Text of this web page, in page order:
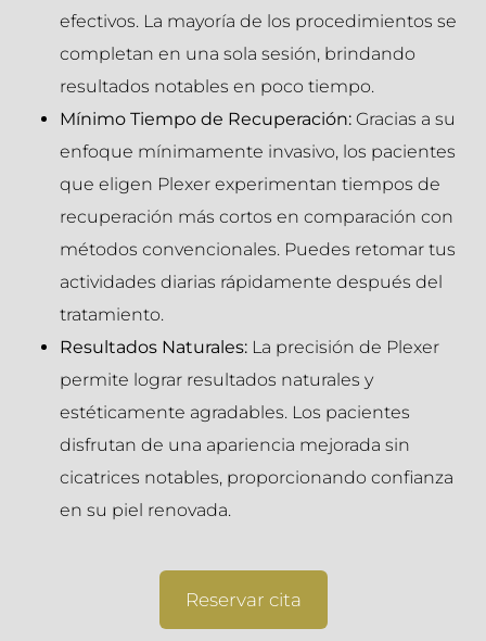
efectivos. La mayoría de los procedimientos se
completan en una sola sesión, brindando
resultados notables en poco tiempo.
Mínimo Tiempo de Recuperación: Gracias a su
enfoque mínimamente invasivo, los pacientes
que eligen Plexer experimentan tiempos de
recuperación más cortos en comparación con
métodos convencionales. Puedes retomar tus
actividades diarias rápidamente después del
tratamiento.
Resultados Naturales: La precisión de Plexer
permite lograr resultados naturales y
estéticamente agradables. Los pacientes
disfrutan de una apariencia mejorada sin
cicatrices notables, proporcionando confianza
en su piel renovada.
Reservar cita